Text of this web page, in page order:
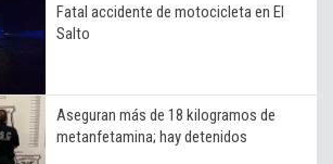
Fatal accidente de motocicleta en El
Salto
Aseguran más de 18 kilogramos de
metanfetamina; hay detenidos